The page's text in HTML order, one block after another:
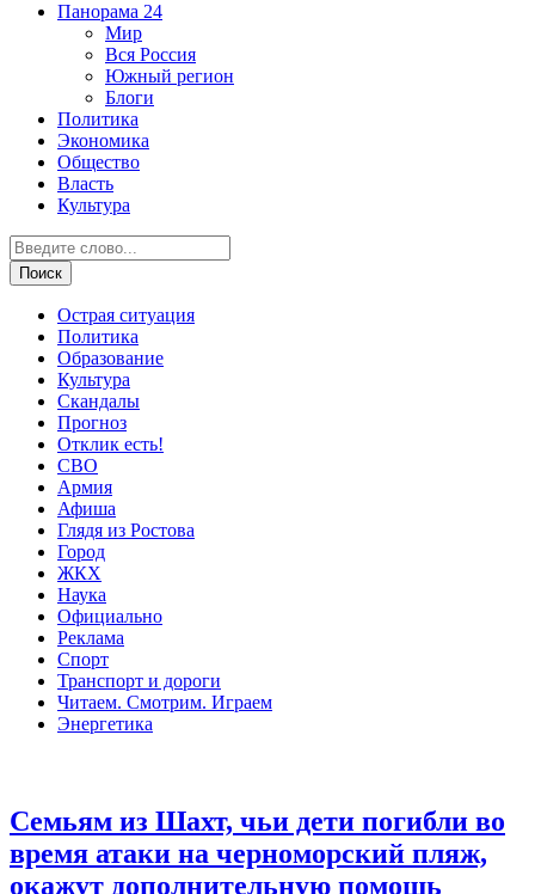
Панорама 24
Мир
Вся Россия
Южный регион
Блоги
Политика
Экономика
Общество
Власть
Культура
Острая ситуация
Политика
Образование
Культура
Скандалы
Прогноз
Отклик есть!
СВО
Армия
Афиша
Глядя из Ростова
Город
ЖКХ
Наука
Официально
Реклама
Спорт
Транспорт и дороги
Читаем. Смотрим. Играем
Энергетика
Семьям из Шахт, чьи дети погибли во
время атаки на черноморский пляж,
окажут дополнительную помощь